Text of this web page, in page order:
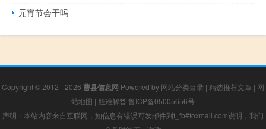
元宵节会干吗
Copyright © 2012 - 2026 曹县信息网 Powered by 网站分类目录 | 精选推荐文章 | 网
站地图 | 疑难解答 鲁ICP备05005656号
声明：本站内容来自互联网，如信息有错误可发邮件到f_fb#foxmail.com说明，我们